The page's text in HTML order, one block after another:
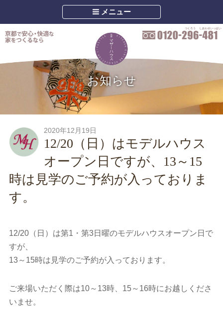
メニュー
お知らせ
2020年12月19日
12/20（日）はモデルハウス
オープン日ですが、13～15
時は見学のご予約が入っておりま
す。
12/20（日）は第1・第3日曜のモデルハウスオープン日で
すが、
13～15時は見学のご予約が入っております。
ご来場いただく際は10～13時、15～16時にお越しくださ
いませ。